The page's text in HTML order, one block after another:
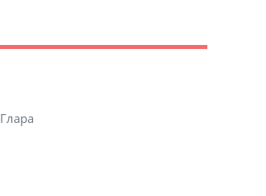
Глара